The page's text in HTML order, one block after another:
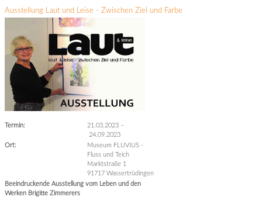
Ausstellung Laut und Leise - Zwischen Ziel und Farbe
Termin: 21.03.2023 –
24.09.2023
Ort:
Museum FLUVIUS -
Fluss und Teich
Marktstraße 1
91717 Wassertrüdingen
Beeindruckende Ausstellung vom Leben und den
Werken Brigitte Zimmerers